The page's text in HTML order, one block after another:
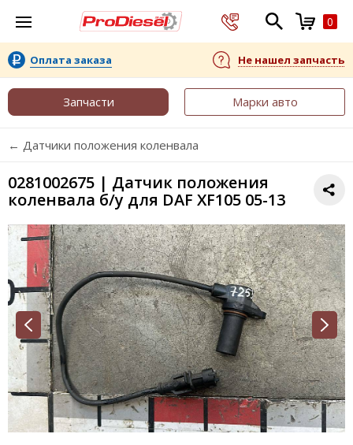
0
Оплата заказа Не нашел запчасть
Запчасти Марки авто
← Датчики положения коленвала
0281002675 | Датчик положения
коленвала б/у для DAF XF105 05-13